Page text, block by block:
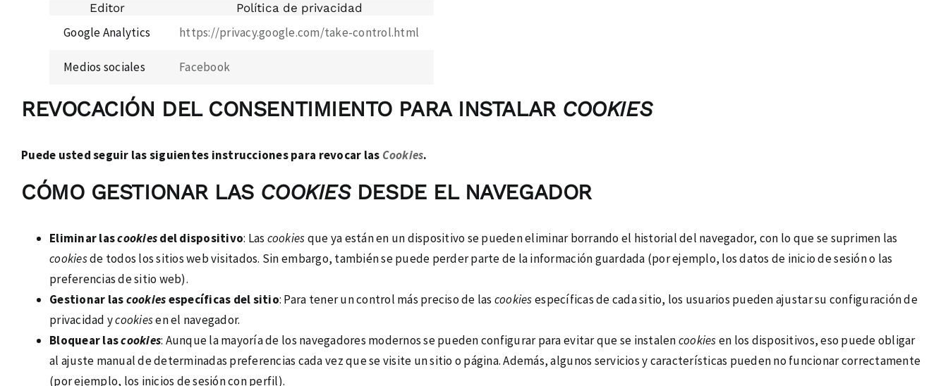
Editor Política de privacidad
Google Analytics https://privacy.google.com/take-control.html
Medios sociales Facebook
REVOCACIÓN DEL CONSENTIMIENTO PARA INSTALAR COOKIES
Puede usted seguir las siguientes instrucciones para revocar las Cookies.
CÓMO GESTIONAR LAS COOKIES DESDE EL NAVEGADOR
Eliminar lascookiesdel dispositivo: Las cookiesque ya están en un dispositivo se pueden eliminar borrando el historial del navegador, con lo que se suprimen las
cookiesde todos los sitios web visitados. Sin embargo, también se puede perder parte de la información guardada (por ejemplo, los datos de inicio de sesión o las
preferencias de sitio web).
Gestionar lascookiesespecíficas del sitio: Para tener un control más preciso de las cookiesespecíficas de cada sitio, los usuarios pueden ajustar su configuración de
privacidad ycookiesen el navegador.
Bloquear lascookies: Aunque la mayoría de los navegadores modernos se pueden configurar para evitar que se instalencookiesen los dispositivos, eso puede obligar
al ajuste manual de determinadas preferencias cada vez que se visite un sitio o página. Además, algunos servicios y características pueden no funcionar correctamente
(por ejemplo, los inicios de sesión con perfil).